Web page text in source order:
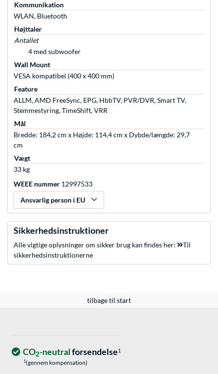
Kommunikation
WLAN, Bluetooth
Højttaler
Antallet
4 med subwoofer
Wall Mount
VESA kompatibel (400 x 400 mm)
Feature
ALLM, AMD FreeSync, EPG, HbbTV, PVR/DVR, Smart TV,
Stemmestyring, TimeShift, VRR
Mål
Bredde: 184,2 cm x Højde: 114,4 cm x Dybde/længde: 29,7
cm
Vægt
33 kg
WEEE nummer 12997533
Ansvarlig person i EU
Sikkerhedsinstruktioner
Alle vigtige oplysninger om sikker brug kan findes her:
Til
sikkerhedsinstruktionerne
tilbage til start
CO2-neutralforsendelse1
1(gennem kompensation)